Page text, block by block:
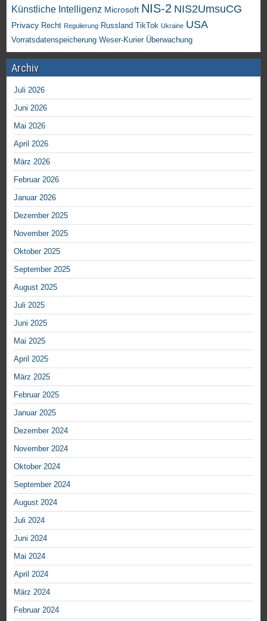
Künstliche Intelligenz Microsoft NIS-2 NIS2UmsuCG
Privacy Recht Regulierung Russland TikTok Ukraine USA
Vorratsdatenspeicherung Weser-Kurier Überwachung
Archiv
Juli 2026
Juni 2026
Mai 2026
April 2026
März 2026
Februar 2026
Januar 2026
Dezember 2025
November 2025
Oktober 2025
September 2025
August 2025
Juli 2025
Juni 2025
Mai 2025
April 2025
März 2025
Februar 2025
Januar 2025
Dezember 2024
November 2024
Oktober 2024
September 2024
August 2024
Juli 2024
Juni 2024
Mai 2024
April 2024
März 2024
Februar 2024